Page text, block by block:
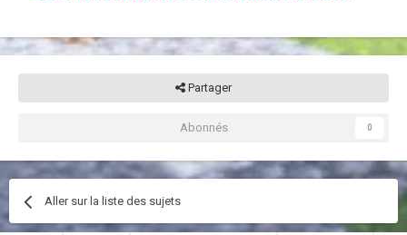
Partager
Abonnés 0
Aller sur la liste des sujets